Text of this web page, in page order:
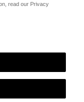
諸島
read our Privacy